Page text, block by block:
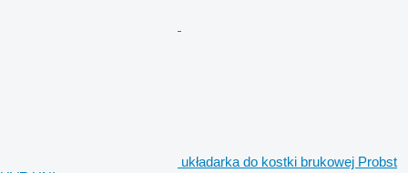
układarka do kostki brukowej Probst